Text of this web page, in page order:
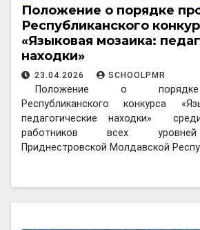
Положение о порядке
Республиканского
«Языковая мозаика:
находки»
23.04.2026 SCHOOLPMR
Положение о порядке
Республиканского конкурса
педагогические находки»
работников всех уровней
Приднестровской Молдавской